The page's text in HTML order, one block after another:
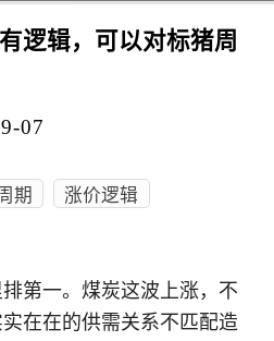
逻辑，可以对标猪周
07
期
涨价逻辑
第一。煤炭这波上涨，不
在在的供需关系不匹配造